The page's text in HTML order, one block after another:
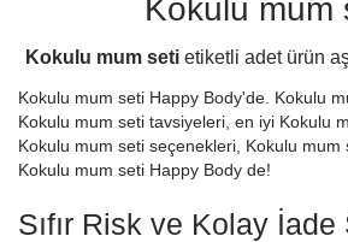
Kokulu mum
Kokulu mum seti etiketli adet ürün
Kokulu mum seti Happy Body'de. Kokulu
Kokulu mum seti tavsiyeleri, en iyi Kokulu
Kokulu mum seti seçenekleri, Kokulu mum
Kokulu mum seti Happy Body de!
Sıfır Risk ve Kolay İade